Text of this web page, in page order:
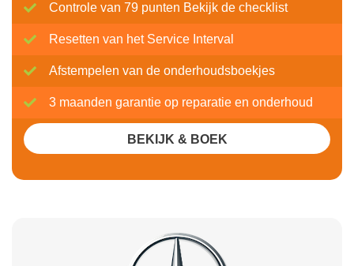
Controle van 79 punten Bekijk de checklist
Resetten van het Service Interval
Afstempelen van de onderhoudsboekjes
3 maanden garantie op reparatie en onderhoud
BEKIJK & BOEK